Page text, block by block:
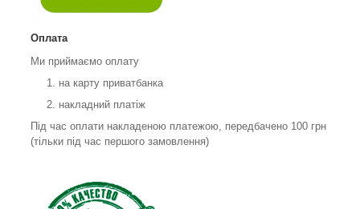
Оплата
Ми приймаємо оплату
на карту приватбанка
накладний платіж
Під час оплати накладеною платежою, передбачено 100 грн
(тільки під час першого замовлення)